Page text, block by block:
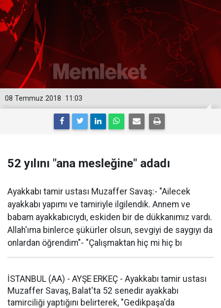
11:03
08 Temmuz 2018
52 yılını "ana mesleğine" adadı
Ayakkabı tamir ustası Muzaffer Savaş:- "Ailecek
ayakkabı yapımı ve tamiriyle ilgilendik. Annem ve
babam ayakkabıcıydı, eskiden bir de dükkanımız vardı.
Allah'ıma binlerce şükürler olsun, sevgiyi de saygıyı da
onlardan öğrendim"- "Çalışmaktan hiç mi hiç bı
İSTANBUL (AA) - AYŞE ERKEÇ - Ayakkabı tamir ustası
Muzaffer Savaş, Balat'ta 52 senedir ayakkabı
tamirciliği yaptığını belirterek, "Gedikpaşa'da